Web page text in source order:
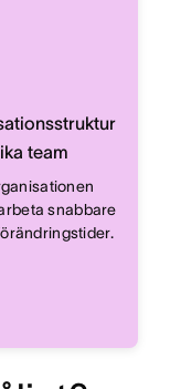
team
snabbare